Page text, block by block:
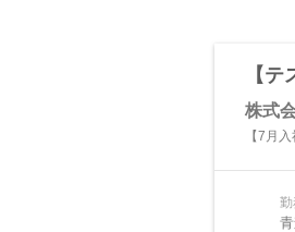
【
株式
【7月